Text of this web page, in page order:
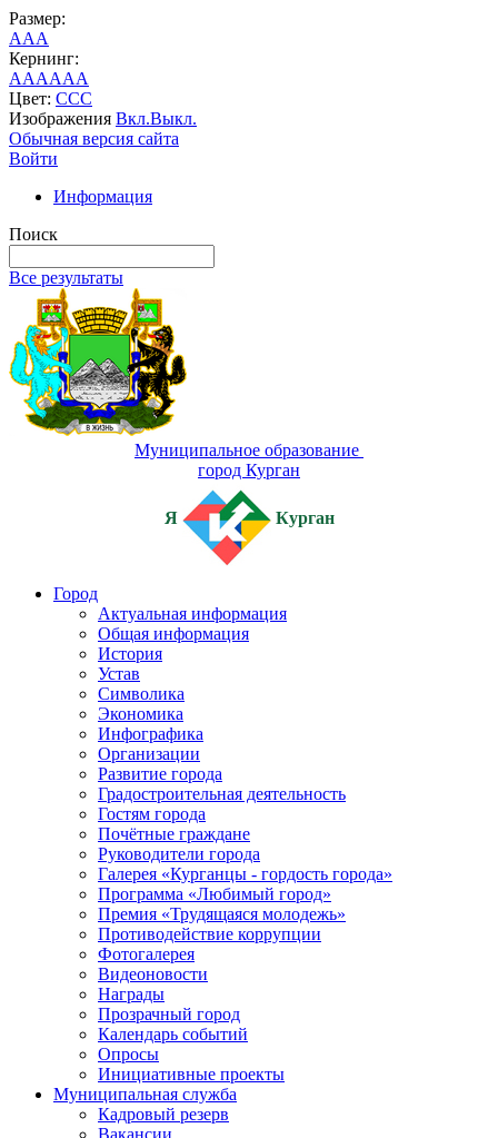
Размер:
AAA
Кернинг:
AAAAAA
Цвет: CCC
Изображения Вкл.Выкл.
Обычная версия сайта
Войти
Информация
Поиск
Все результаты
Муниципальное образование
город Курган
Я Курган
Город
Актуальная информация
Общая информация
История
Устав
Символика
Экономика
Инфографика
Организации
Развитие города
Градостроительная деятельность
Гостям города
Почётные граждане
Руководители города
Галерея «Курганцы - гордость города»
Программа «Любимый город»
Премия «Трудящаяся молодежь»
Противодействие коррупции
Фотогалерея
Видеоновости
Награды
Прозрачный город
Календарь событий
Опросы
Инициативные проекты
Муниципальная служба
Кадровый резерв
Вакансии